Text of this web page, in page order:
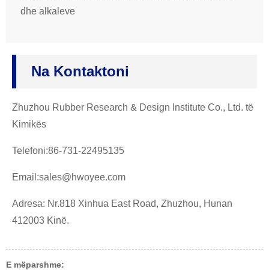
dhe alkaleve
Na Kontaktoni
Zhuzhou Rubber Research & Design Institute Co., Ltd. të
Kimikës
Telefoni:86-731-22495135
Email:sales@hwoyee.com
Adresa: Nr.818 Xinhua East Road, Zhuzhou, Hunan
412003 Kinë.
E mëparshme: